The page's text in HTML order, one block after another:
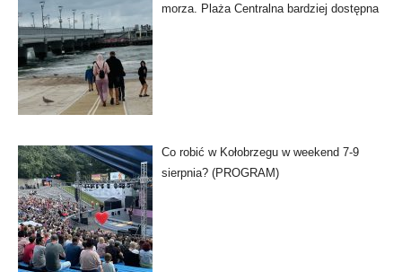
morza. Plaża Centralna bardziej dostępna
Co robić w Kołobrzegu w weekend 7-9
sierpnia? (PROGRAM)